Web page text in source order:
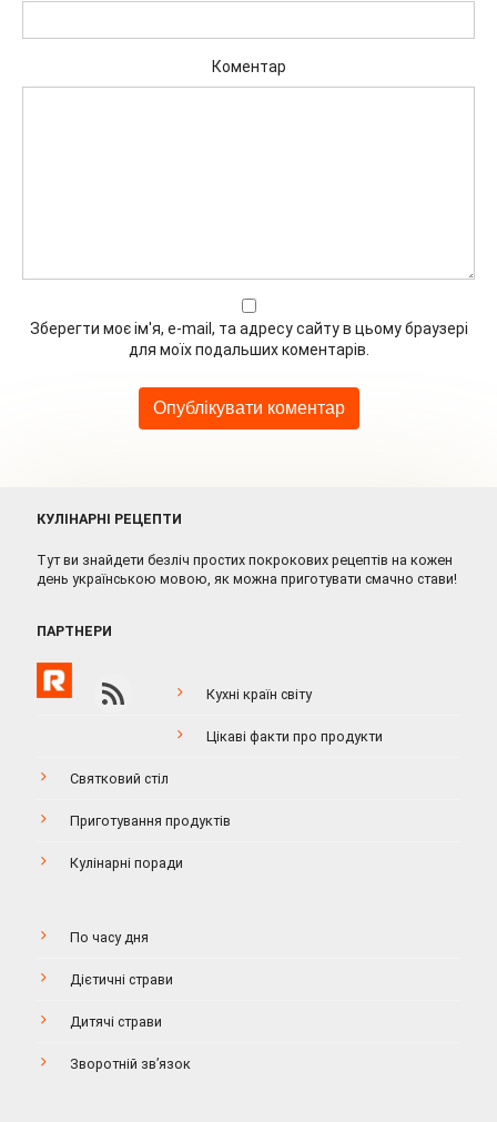
Коментар
Зберегти моє ім'я, e-mail, та адресу сайту в цьому браузері
для моїх подальших коментарів.
КУЛІНАРНІ РЕЦЕПТИ
Тут ви знайдети безліч простих покрокових рецептів на кожен
день українською мовою, як можна приготувати смачно стави!
ПАРТНЕРИ
Кухні країн світу
Цікаві факти про продукти
Святковий стіл
Приготування продуктів
Кулінарні поради
По часу дня
Дієтичні страви
Дитячі страви
Зворотній зв’язок